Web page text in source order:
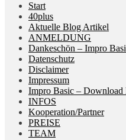
Start
40plus
Aktuelle Blog Artikel
ANMELDUNG
Dankeschön – Impro
Datenschutz
Disclaimer
Impressum
Impro Basic – Download
INFOS
Kooperation/Partner
PREISE
TEAM